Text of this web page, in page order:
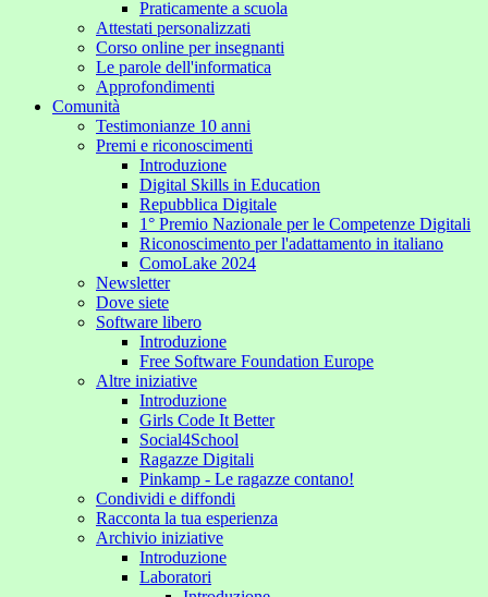
Praticamente a scuola
Attestati personalizzati
Corso online per insegnanti
Le parole dell'informatica
Approfondimenti
Comunità
Testimonianze 10 anni
Premi e riconoscimenti
Introduzione
Digital Skills in Education
Repubblica Digitale
1° Premio Nazionale per le Competenze Digitali
Riconoscimento per l'adattamento in italiano
ComoLake 2024
Newsletter
Dove siete
Software libero
Introduzione
Free Software Foundation Europe
Altre iniziative
Introduzione
Girls Code It Better
Social4School
Ragazze Digitali
Pinkamp - Le ragazze contano!
Condividi e diffondi
Racconta la tua esperienza
Archivio iniziative
Introduzione
Laboratori